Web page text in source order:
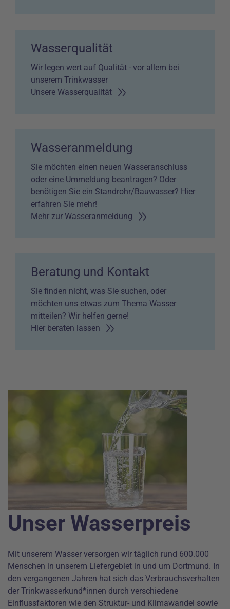
Wasserqualität
Wir legen wert auf Qualität - vor allem bei
unserem Trinkwasser
Unsere Wasserqualität
Wasseranmeldung
Sie möchten einen neuen Wasseranschluss
oder eine Ummeldung beantragen? Oder
benötigen Sie ein Standrohr/Bauwasser? Hier
erfahren Sie mehr!
Mehr zur Wasseranmeldung
Beratung und Kontakt
Sie finden nicht, was Sie suchen, oder
möchten uns etwas zum Thema Wasser
mitteilen? Wir helfen gerne!
Hier beraten lassen
Unser Wasserpreis
Mit unserem Wasser versorgen wir täglich rund 600.000
Menschen in unserem Liefergebiet in und um Dortmund. In
den vergangenen Jahren hat sich das Verbrauchsverhalten
der Trinkwasserkund*innen durch verschiedene
Einflussfaktoren wie den Struktur- und Klimawandel sowie